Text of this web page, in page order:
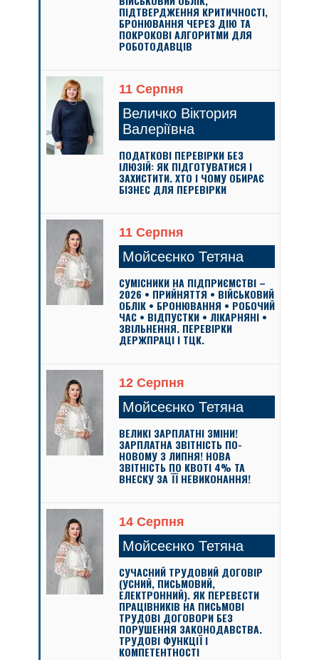
ПІДТВЕРДЖЕННЯ КРИТИЧНОСТІ,
БРОНЮВАННЯ ЧЕРЕЗ ДІЮ ТА
ПОКРОКОВІ АЛГОРИТМИ ДЛЯ
РОБОТОДАВЦІВ
11 Серпня
Величко Віктория
Валеріївна
ПОДАТКОВІ ПЕРЕВІРКИ БЕЗ
ІЛЮЗІЙ: ЯК ПІДГОТУВАТИСЯ І
ЗАХИСТИТИ. ХТО І ЧОМУ ОБИРАЄ
БІЗНЕС ДЛЯ ПЕРЕВІРКИ
11 Серпня
Мойсеєнко Тетяна
СУМІСНИКИ НА ПІДПРИЄМСТВІ –
2026 • ПРИЙНЯТТЯ • ВІЙСЬКОВИЙ
ОБЛІК • БРОНЮВАННЯ • РОБОЧИЙ
ЧАС • ВІДПУСТКИ • ЛІКАРНЯНІ •
ЗВІЛЬНЕННЯ. ПЕРЕВІРКИ
ДЕРЖПРАЦІ І ТЦК.
12 Серпня
Мойсеєнко Тетяна
ВЕЛИКІ ЗАРПЛАТНІ ЗМІНИ!
ЗАРПЛАТНА ЗВІТНІСТЬ ПО-
НОВОМУ З ЛИПНЯ! НОВА
ЗВІТНІСТЬ ПО КВОТІ 4% ТА
ВНЕСКУ ЗА ЇЇ НЕВИКОНАННЯ!
14 Серпня
Мойсеєнко Тетяна
СУЧАСНИЙ ТРУДОВИЙ ДОГОВІР
(УСНИЙ, ПИСЬМОВИЙ,
ЕЛЕКТРОННИЙ). ЯК ПЕРЕВЕСТИ
ПРАЦІВНИКІВ НА ПИСЬМОВІ
ТРУДОВІ ДОГОВОРИ БЕЗ
ПОРУШЕННЯ ЗАКОНОДАВСТВА.
ТРУДОВІ ФУНКЦІЇ І
КОМПЕТЕНТНОСТІ